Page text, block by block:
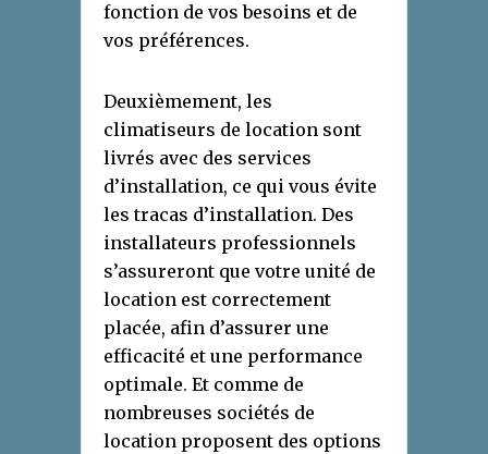
fonction de vos besoins et de
vos préférences.
Deuxièmement, les
climatiseurs de location sont
livrés avec des services
d’installation, ce qui vous évite
les tracas d’installation. Des
installateurs professionnels
s’assureront que votre unité de
location est correctement
placée, afin d’assurer une
efficacité et une performance
optimale. Et comme de
nombreuses sociétés de
location proposent des options